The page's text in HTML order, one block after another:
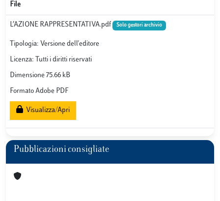
File
L’AZIONE RAPPRESENTATIVA.pdf Solo gestori archivio
Tipologia: Versione dell'editore
Licenza: Tutti i diritti riservati
Dimensione 75.66 kB
Formato Adobe PDF
Visualizza/Apri
Pubblicazioni consigliate